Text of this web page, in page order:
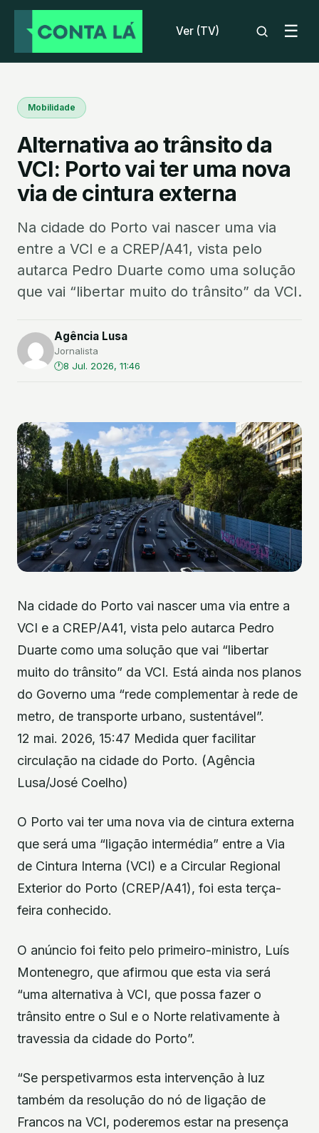
Ver (TV) ☰
Mobilidade
Alternativa ao trânsito da
VCI: Porto vai ter uma nova
via de cintura externa
Na cidade do Porto vai nascer uma via
entre a VCI e a CREP/A41, vista pelo
autarca Pedro Duarte como uma solução
que vai “libertar muito do trânsito” da VCI.
Agência Lusa
Jornalista
8 Jul. 2026, 11:46
Na cidade do Porto vai nascer uma via entre a
VCI e a CREP/A41, vista pelo autarca Pedro
Duarte como uma solução que vai “libertar
muito do trânsito” da VCI. Está ainda nos planos
do Governo uma “rede complementar à rede de
metro, de transporte urbano, sustentável”.
12 mai. 2026, 15:47 Medida quer facilitar
circulação na cidade do Porto. (Agência
Lusa/José Coelho)
O Porto vai ter uma nova via de cintura externa
que será uma “ligação intermédia” entre a Via
de Cintura Interna (VCI) e a Circular Regional
Exterior do Porto (CREP/A41), foi esta terça-
feira conhecido.
O anúncio foi feito pelo primeiro-ministro, Luís
Montenegro, que afirmou que esta via será
“uma alternativa à VCI, que possa fazer o
trânsito entre o Sul e o Norte relativamente à
travessia da cidade do Porto”.
“Se perspetivarmos esta intervenção à luz
também da resolução do nó de ligação de
Francos na VCI, poderemos estar na presença